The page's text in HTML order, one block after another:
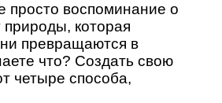
просто воспоминание о
природы, которая
превращаются в
что? Создать свою
четыре способа,